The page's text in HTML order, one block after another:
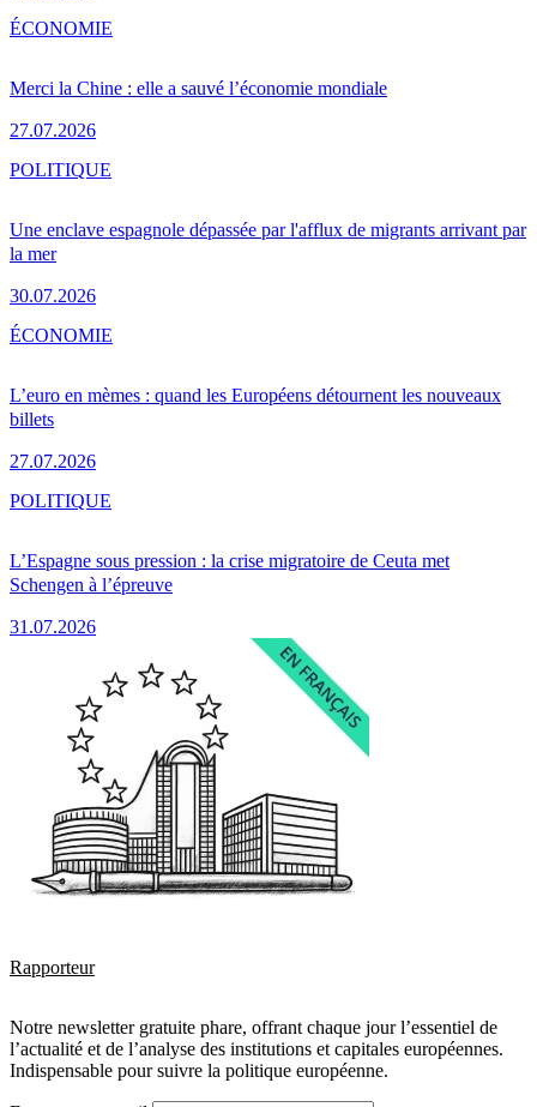
Merci la Chine : elle a sauvé l’économie mondiale
27.07.2026
ÉCONOMIE
Une enclave espagnole dépassée par l'afflux de migrants arrivant par
la mer
30.07.2026
POLITIQUE
L’euro en mèmes : quand les Européens détournent les nouveaux
billets
27.07.2026
ÉCONOMIE
L’Espagne sous pression : la crise migratoire de Ceuta met
Schengen à l’épreuve
31.07.2026
POLITIQUE
Rapporteur
Notre newsletter gratuite phare, offrant chaque jour l’essentiel de
l’actualité et de l’analyse des institutions et capitales européennes.
Indispensable pour suivre la politique européenne.